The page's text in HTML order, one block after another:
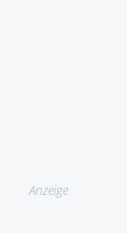
Anzeige